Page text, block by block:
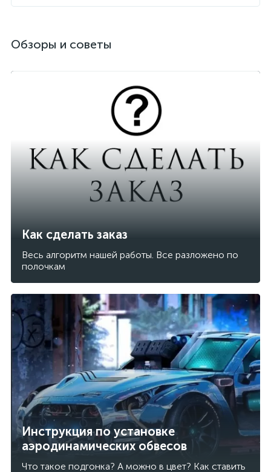
Обзоры и советы
Как сделать заказ
Весь алгоритм нашей работы. Все разложено по
полочкам
Инструкция по установке
аэродинамических обвесов
Что такое подгонка? А можно в цвет? Как ставить